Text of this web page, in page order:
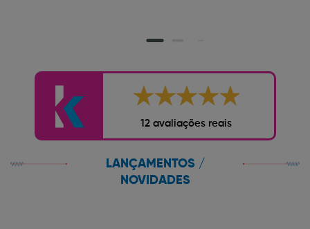
12 avaliações reais
LANÇAMENTOS /
NOVIDADES